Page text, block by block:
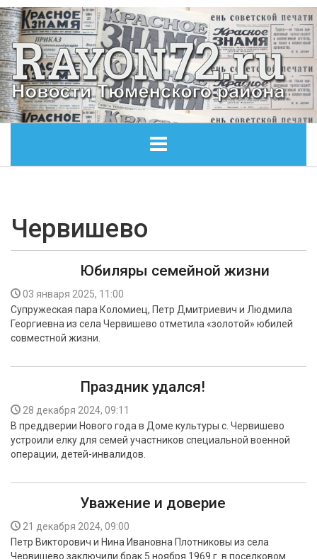
ОБЩЕСТВО
ЭКОНОМИКА
КУЛЬТУРА
БЕЗОПАСНОСТЬ
Червишево
Юбиляры семейной жизни
03 января 2025, 11:00
Супружеская пара Коломиец, Петр Дмитриевич и Людмила
Георгиевна из села Червишево отметила «золотой» юбилей
совместной жизни.
Праздник удался!
28 декабря 2024, 09:11
В преддверии Нового года в Доме культуры с. Червишево
устроили елку для семей участников специальной военной
операции, детей-инвалидов.
Уважение и доверие
21 декабря 2024, 09:00
Петр Викторович и Нина Ивановна Плотниковы из села
Червишево заключили брак 5 ноября 1969 г. в поселковом